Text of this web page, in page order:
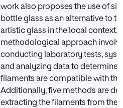
work also proposes the use of
bottle glass as an alternative to
artistic glass in the local context.
methodological approach
conducting laboratory tests,
and analyzing data to determine
filaments are compatible with
Additionally, five methods are
extracting the filaments from the